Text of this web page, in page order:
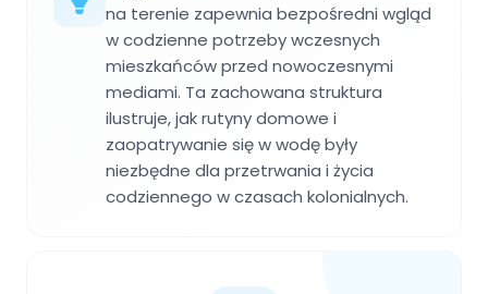
na terenie zapewnia bezpośredni wgląd
w codzienne potrzeby wczesnych
mieszkańców przed nowoczesnymi
mediami. Ta zachowana struktura
ilustruje, jak rutyny domowe i
zaopatrywanie się w wodę były
niezbędne dla przetrwania i życia
codziennego w czasach kolonialnych.